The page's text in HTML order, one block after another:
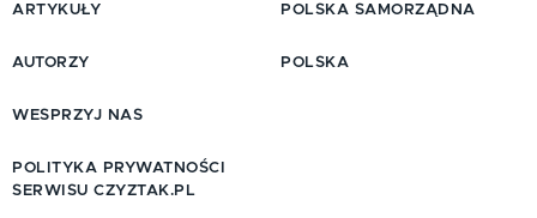
ARTYKUŁY
AUTORZY
POLSKA SAMORZĄDNA
POLSKA
WESPRZYJ NAS
POLITYKA PRYWATNOŚCI
SERWISU CZYZTAK.PL